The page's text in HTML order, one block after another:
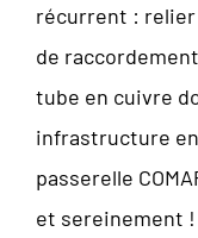
récurrent :
de
tube en cuivre
infrastructure
passerelle
et sereinement !